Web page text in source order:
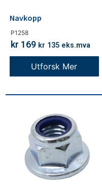
P1258
Navkopp
kr 169 kr 135 eks.mva
Utforsk Mer